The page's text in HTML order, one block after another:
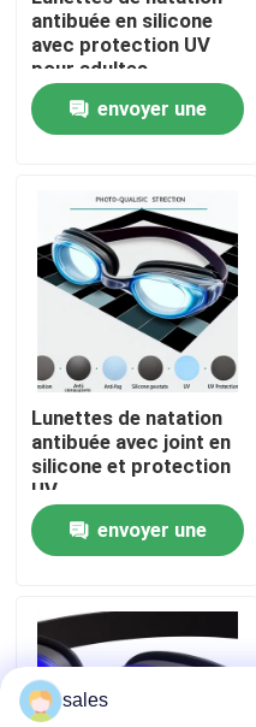
Maison
Des produits
Visite d'usine
Contactez-nous
Nouvelles
Cas
Demandez une citation
Anti brouillard lunettes
Lunettes de verres de
antibuée en silicone
avec protection UV
pour adultes
envoyer une
Lunettes de natation
antibuée avec joint en
silicone et protection
UV
envoyer une
sales